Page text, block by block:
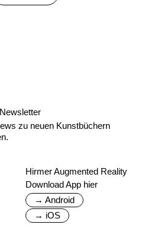
zu neuen Kunstbüchern
Hirmer Augmented Reality
Download App hier
→ Android
→ iOS